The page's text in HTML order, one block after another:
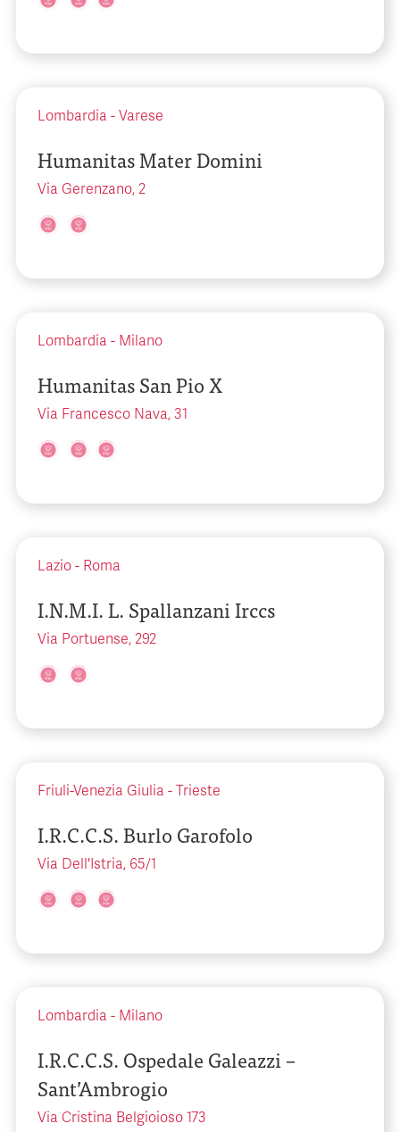
Lombardia - Varese
Humanitas Mater Domini
Via Gerenzano, 2
Lombardia - Milano
Humanitas San Pio X
Via Francesco Nava, 31
Lazio - Roma
I.N.M.I. L. Spallanzani Irccs
Via Portuense, 292
Friuli-Venezia Giulia - Trieste
I.R.C.C.S. Burlo Garofolo
Via Dell'Istria, 65/1
Lombardia - Milano
I.R.C.C.S. Ospedale Galeazzi –
Sant’Ambrogio
Via Cristina Belgioioso 173